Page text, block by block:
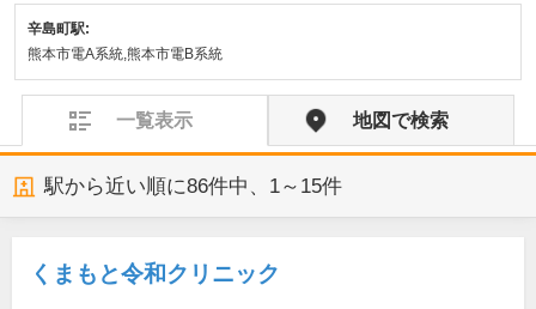
辛島町駅:
熊本市電A系統,熊本市電B系統
一覧表示 地図で検索
駅から近い順に86件中、 1～15件
くまもと令和クリニック